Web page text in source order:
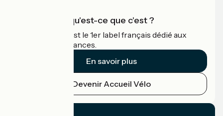
Accueil Vélo qu'est-ce que c'est ?
Accueil Vélo c'est le 1er label français dédié aux
cyclistes en vacances.
En savoir plus
Devenir Accueil Vélo